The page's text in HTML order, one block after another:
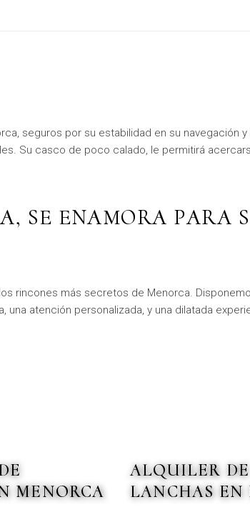
seguros por su estabilidad en su navegación
Su casco de poco calado, le permitirá
SE ENAMORA PARA
rincones más secretos de Menorca.
atención personalizada, y una dilatada
MENORCA
ALQUILER DE
LANCHAS EN